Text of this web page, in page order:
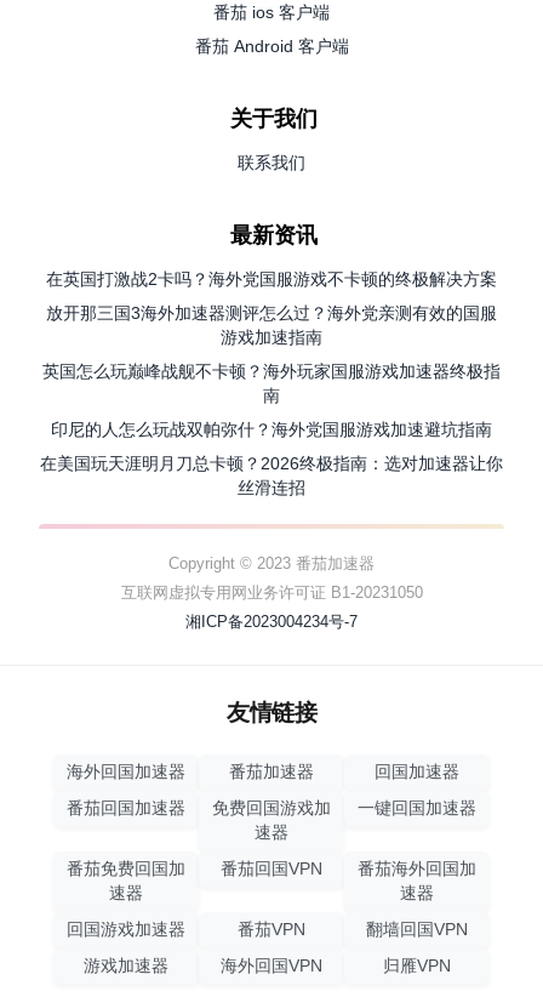
番茄 ios 客户端
番茄 Android 客户端
关于我们
联系我们
最新资讯
在英国打激战2卡吗？海外党国服游戏不卡顿的终极解决方案
放开那三国3海外加速器测评怎么过？海外党亲测有效的国服
游戏加速指南
英国怎么玩巅峰战舰不卡顿？海外玩家国服游戏加速器终极指
南
印尼的人怎么玩战双帕弥什？海外党国服游戏加速避坑指南
在美国玩天涯明月刀总卡顿？2026终极指南：选对加速器让你
丝滑连招
Copyright © 2023 番茄加速器
互联网虚拟专用网业务许可证 B1-20231050
湘ICP备2023004234号-7
友情链接
海外回国加速器 番茄加速器
回国加速器
番茄回国加速器
免费回国游戏加
速器
一键回国加速器
番茄免费回国加
速器
番茄回国VPN
番茄海外回国加
速器
回国游戏加速器
番茄VPN
翻墙回国VPN
游戏加速器
海外回国VPN 归雁VPN